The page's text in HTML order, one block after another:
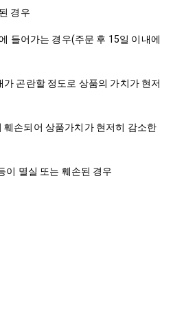
경우
들어가는 경우(주문 후 15일 이내에
곤란할 정도로 상품의 가치가 현저
손되어 상품가치가 현저히 감소한
이 멸실 또는 훼손된 경우